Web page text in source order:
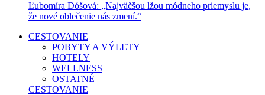
Ľubomíra Dóšová: „Najväčšou lžou módneho priemyslu je,
že nové oblečenie nás zmení.“
CESTOVANIE
POBYTY A VÝLETY
HOTELY
WELLNESS
OSTATNÉ
CESTOVANIE